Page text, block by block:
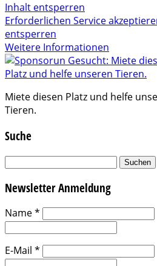
Inhalt entsperren
Erforderlichen Service
entsperren
Weitere Informationen
Miete diesen Platz und helfe
Tieren.
Suche
Suchen
Newsletter Anmeldung
Name*
E-Mail *